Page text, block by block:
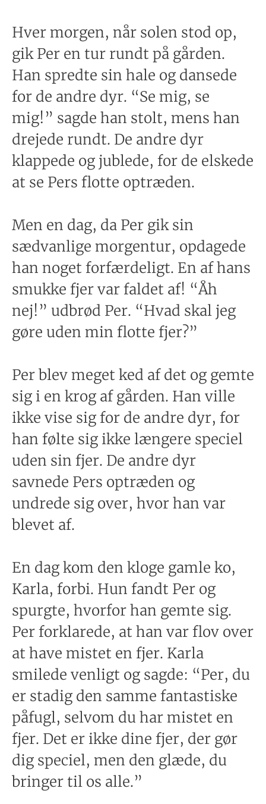
Hver morgen, når solen stod op,
gik Per en tur rundt på gården.
Han spredte sin hale og dansede
for de andre dyr. “Se mig, se
mig!” sagde han stolt, mens han
drejede rundt. De andre dyr
klappede og jublede, for de elskede
at se Pers flotte optræden.
Men en dag, da Per gik sin
sædvanlige morgentur, opdagede
han noget forfærdeligt. En af hans
smukke fjer var faldet af! “Åh
nej!” udbrød Per. “Hvad skal jeg
gøre uden min flotte fjer?”
Per blev meget ked af det og gemte
sig i en krog af gården. Han ville
ikke vise sig for de andre dyr, for
han følte sig ikke længere speciel
uden sin fjer. De andre dyr
savnede Pers optræden og
undrede sig over, hvor han var
blevet af.
En dag kom den kloge gamle ko,
Karla, forbi. Hun fandt Per og
spurgte, hvorfor han gemte sig.
Per forklarede, at han var flov over
at have mistet en fjer. Karla
smilede venligt og sagde: “Per, du
er stadig den samme fantastiske
påfugl, selvom du har mistet en
fjer. Det er ikke dine fjer, der gør
dig speciel, men den glæde, du
bringer til os alle.”